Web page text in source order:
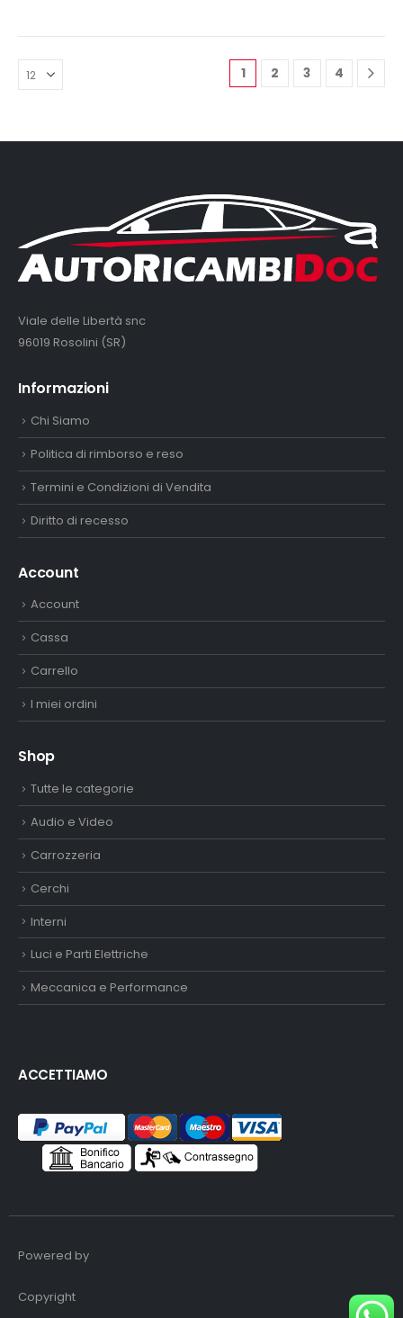
1 2 3 4
Viale delle Libertà snc
96019 Rosolini (SR)
Informazioni
Chi Siamo
Politica di rimborso e reso
Termini e Condizioni di Vendita
Diritto di recesso
Account
Account
Cassa
Carrello
I miei ordini
Shop
Tutte le categorie
Audio e Video
Carrozzeria
Cerchi
Interni
Luci e Parti Elettriche
Meccanica e Performance
ACCETTIAMO
Powered by
Copyright